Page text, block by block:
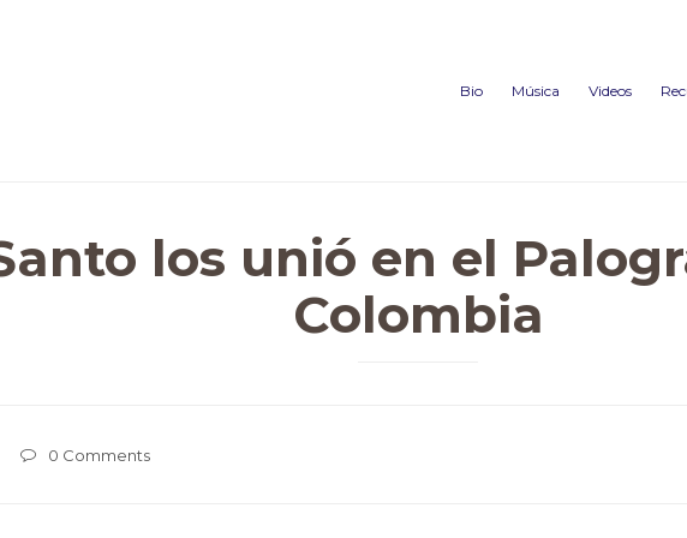
Bio Música Videos
los unió en el
Colombia
 0 Comments